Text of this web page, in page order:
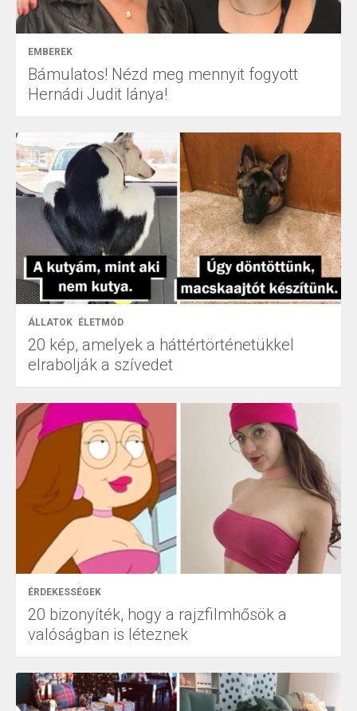
EMBEREK
Bámulatos! Nézd meg mennyit fogyott
Hernádi Judit lánya!
ÁLLATOK ÉLETMÓD
20 kép, amelyek a háttértörténetükkel
elrabolják a szívedet
ÉRDEKESSÉGEK
20 bizonyíték, hogy a rajzfilmhősök a
valóságban is léteznek